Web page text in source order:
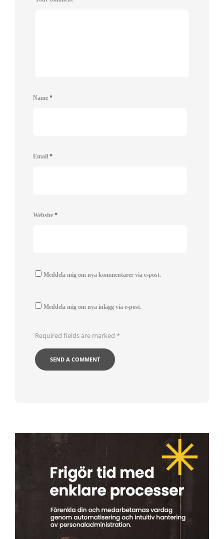
Name *
Email *
Website *
Meddela mig om nya kommentarer via e-post.
Meddela mig om nya inlägg via e-post.
Required fields are marked *